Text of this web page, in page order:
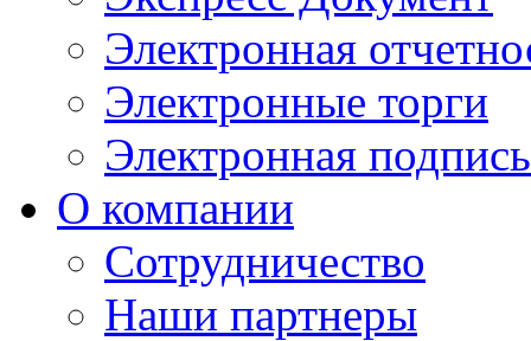
Электронная
Электронные торги
Электронная подпись
О компании
Сотрудничество
Наши партнеры